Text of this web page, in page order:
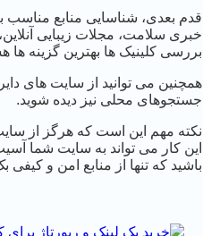
قدم بعدی، شناسایی منابع
خبری سلامت، مجلات زیبایی
بررسی کلینیک ها بهترین گزینه ها
همچنین می توانید از سایت های
جستجوهای محلی نیز دیده شوید.
نکته مهم این است که هرگز از
این کار می تواند به سایت شما
باشید که تنها از منابع امن و